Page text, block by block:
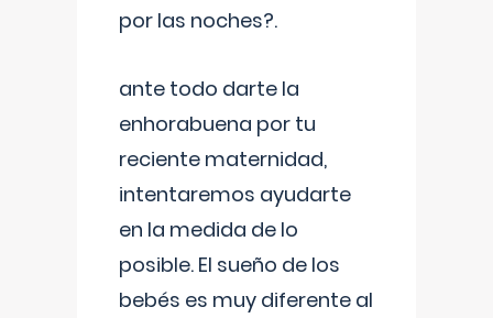
por las noches?.
ante todo darte la
enhorabuena por tu
reciente maternidad,
intentaremos ayudarte
en la medida de lo
posible. El sueño de los
bebés es muy diferente al